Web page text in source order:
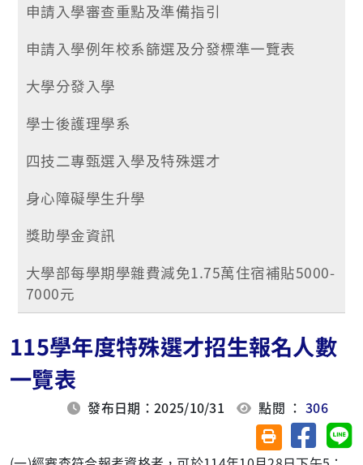
申請入學審查重點及準備指引
申請入學例年校系篩選及分發標準一覽表
大學分發入學
學士後護理學系
四技二專甄選入學及特殊選才
身心障礙學生升學
獎助學金資訊
大學部每學期學雜費減免1.75萬住宿補貼5000-
7000元
115學年度特殊選才招生報名人數
一覽表
發布日期：2025/10/31 點閱 ：306
友善列印(另開視
分享至